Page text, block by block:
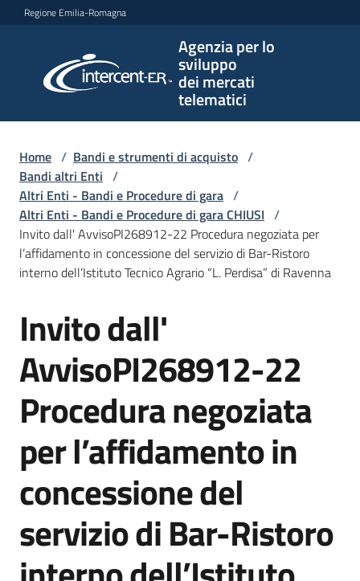
Vai al contenuto
Vai alla navigazione
Vai al footer
Regione Emilia-Romagna
Agenzia per lo
sviluppo
dei mercati
telematici
per lo
sviluppo
telematici
L'Agenzia
e
strumenti
acquisto
Piattaforme
telematiche
Home / Bandi e strumenti di acquisto /
Bandi altri Enti /
Altri Enti - Bandi e Procedure di gara /
Altri Enti - Bandi e Procedure di gara CHIUSI /
Invito dall' AvvisoPI268912-22 Procedura negoziata per
l’affidamento in concessione del servizio di Bar-Ristoro
interno dell’Istituto Tecnico Agrario “L. Perdisa” di Ravenna
Salta al contenuto
Invito dall'
AvvisoPI268912-22
Procedura negoziata
per l’affidamento in
concessione del
servizio di Bar-Ristoro